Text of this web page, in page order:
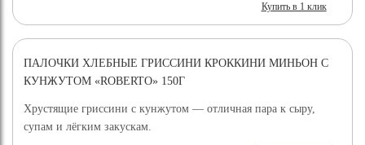
Купить в 1 клик
ПАЛОЧКИ ХЛЕБНЫЕ ГРИССИНИ КРОККИНИ МИНЬОН С
КУНЖУТОМ «ROBERTO» 150Г
Хрустящие гриссини с кунжутом — отличная пара к сыру,
супам и лёгким закускам.